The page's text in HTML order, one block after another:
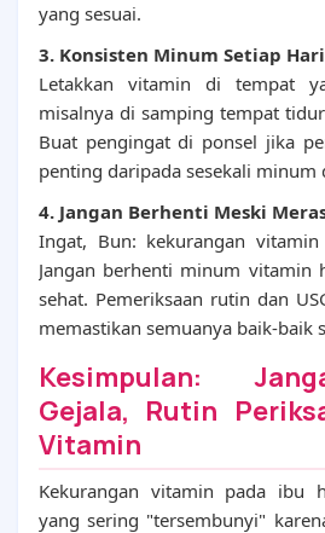
yang sesuai.
3. Konsisten Minum Setiap Hari
Letakkan vitamin di tempat
misalnya di samping tempat
Buat pengingat di ponsel jika
penting daripada sesekali minum
4. Jangan Berhenti Meski
Ingat, Bun: kekurangan
Jangan berhenti minum vitamin
sehat. Pemeriksaan rutin dan
memastikan semuanya baik-baik
Kesimpulan:
Gejala, Rutin
Vitamin
Kekurangan vitamin pada ibu
yang sering "tersembunyi"